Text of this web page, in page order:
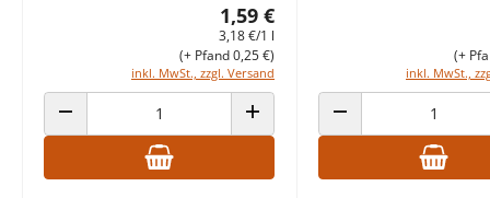
1,59 €
3,18 €/1 l
inkl. MwSt., zzgl. Versand
(+ Pfand 0,25 €)
ANZAHL VERRINGERN ANZAHL ERHÖHEN
inkl. MwSt.,
(+
ANZAHL VERRINGERN